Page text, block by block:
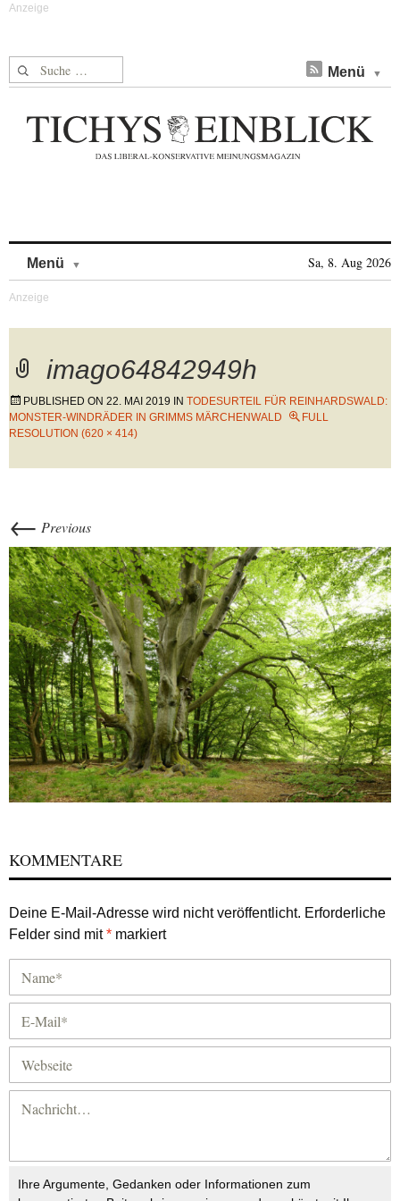
Suche nach: Menü
Menü Sa, 8. Aug 2026
imago64842949h
PUBLISHED ON 22. MAI 2019 IN TODESURTEIL FÜR REINHARDSWALD:
MONSTER-WINDRÄDER IN GRIMMS MÄRCHENWALD
FULL
RESOLUTION (620 × 414)
← Previous
KOMMENTARE
Deine E-Mail-Adresse wird nicht veröffentlicht. Erforderliche
Felder sind mit* markiert
Ihre Argumente, Gedanken oder Informationen zum